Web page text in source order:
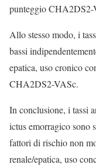
punteggio CHA2DS2-
Allo stesso modo, i
bassi
epatica, uso cronico
CHA2DS2-VASc.
In conclusione, i tassi
ictus emorragico sono
fattori di rischio non
renale/epatica, uso